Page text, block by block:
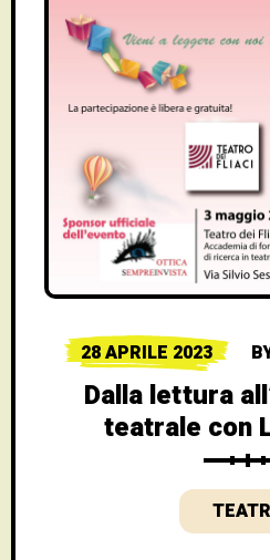
28 APRILE 2023
Dalla lettura
teatrale con